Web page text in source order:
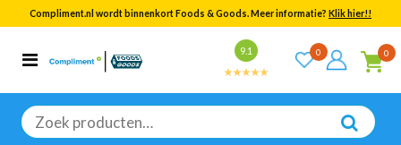
Compliment.nl wordt binnenkort Foods & Goods. Meer informatie? Klik hier!!
9.1 0 0
Zoeken
naar:
Categorieën
Bekijk alle resultaten